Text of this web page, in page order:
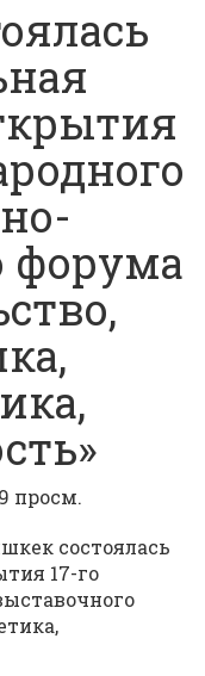
форума
просм.
состоялась
17-го